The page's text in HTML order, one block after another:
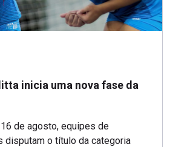
inicia uma nova fase da
de agosto, equipes de
o título da categoria